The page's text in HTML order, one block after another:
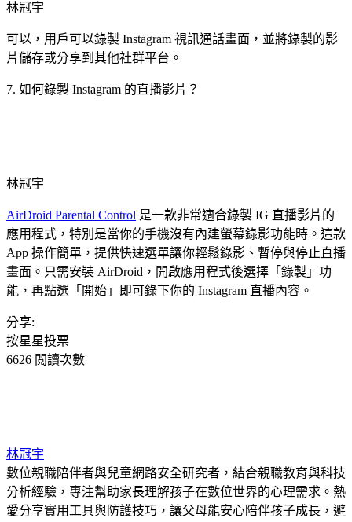
林冠宇
可以，用戶可以錄製 Instagram 視訊通話畫面，並將錄製的影
片儲存或分享到其他社群平台。
7. 如何錄製 Instagram 的直播影片？
林冠宇
AirDroid Parental Control 是一款非常適合錄製 IG 直播影片的
應用程式，特別是當你的手機沒有內建螢幕錄影功能時。這款
App 操作簡單，提供快速選單讓你輕鬆錄影、暫停與停止直播
畫面。只需安裝 AirDroid，開啟應用程式後選擇「錄製」功
能，再點選「開始」即可錄下你的 Instagram 直播內容。
分享:
按星星投票
6626 閲讀次數
林冠宇
數位親職陪伴者與兒童網路安全研究者，結合親職教育與科技
分析經驗，專注幫助家長理解孩子在數位世界的心理需求。熱
愛分享實用工具與防護技巧，讓父母能安心陪伴孩子成長，避